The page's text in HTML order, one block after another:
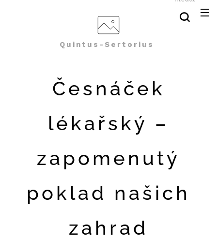
Quintus-Sertorius
Česnáček
lékařský –
zapomenutý
poklad našich
zahrad